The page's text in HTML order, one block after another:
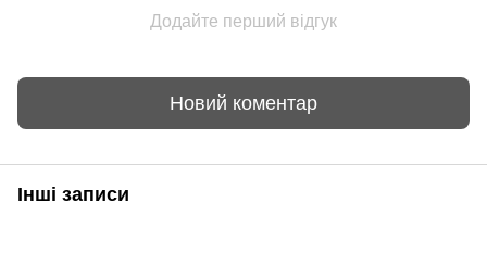
Додайте перший відгук
Новий коментар
Інші записи